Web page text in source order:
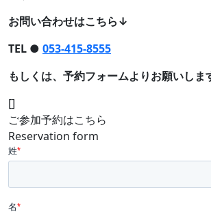
お問い合わせはこちら↓
TEL ● 053-415-8555
もしくは、予約フォームよりお願いしま
[]
ご参加予約はこちら
Reservation form